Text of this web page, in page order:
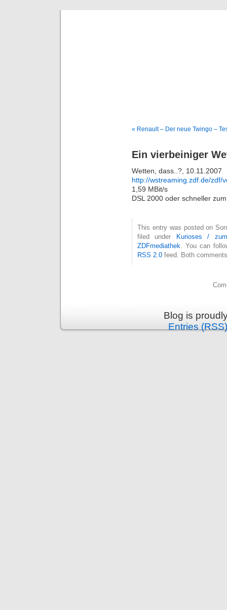
« Renault – Der neue Twingo –
Ein vierbeiniger
Wetten, dass..?, 10.11.2007
http://wstreaming.zdf.de/zdf/
1,59 MBit/s
DSL 2000 oder schneller
This entry was posted on
filed under Kurioses /
ZDFmediathek . You can
RSS 2.0 feed. Both
Blog is
Entries (RSS)